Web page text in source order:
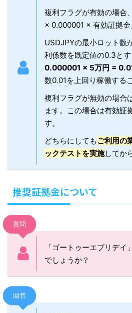
複利フラグが有効の場合、
× 0.000001 × 有効証拠金
USDJPYの最小ロット数
利係数を既定値の0.3とす
0.000001 × 5万円 =
数0.01を上回り稼働する
複利フラグが無効の場合
ます。この場合は有効証
す。
どちらにしてもご利用の
ックテストを実施してか
推奨証拠金について
質問
「ゴートゥーエブリデ
でしょうか？
回答